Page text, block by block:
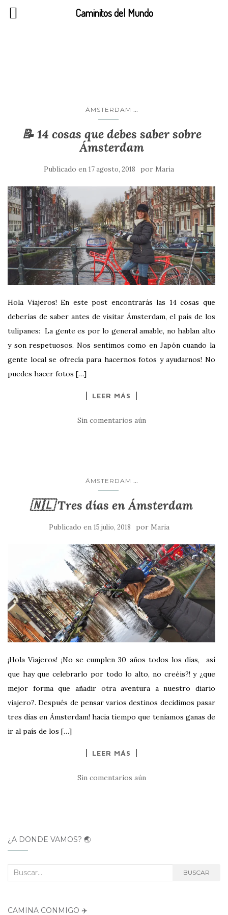
ÁMSTERDAM ...
📝 14 cosas que debes saber sobre
Ámsterdam
Publicado en 17 agosto, 2018 por Maria
Hola Viajeros! En este post encontrarás las 14 cosas que
deberías de saber antes de visitar Ámsterdam, el país de los
tulipanes: La gente es por lo general amable, no hablan alto
y son respetuosos. Nos sentimos como en Japón cuando la
gente local se ofrecía para hacernos fotos y ayudarnos! No
puedes hacer fotos […]
LEER MÁS
Sin comentarios aún
ÁMSTERDAM ...
🇳🇱 Tres días en Ámsterdam
Publicado en 15 julio, 2018 por Maria
¡Hola Viajeros! ¡No se cumplen 30 años todos los días, así
que hay que celebrarlo por todo lo alto, no creéis?! y ¿que
mejor forma que añadir otra aventura a nuestro diario
viajero?. Después de pensar varios destinos decidimos pasar
tres días en Ámsterdam! hacia tiempo que teníamos ganas de
ir al país de los […]
LEER MÁS
Sin comentarios aún
¿A DÓNDE VAMOS? 🌏
Buscar: BUSCAR
CAMINA CONMIGO ✈️
Caminitos del Mundo